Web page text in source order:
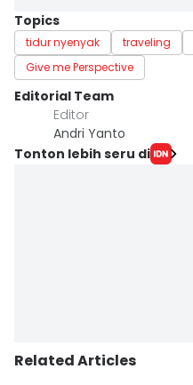
Topics
tidur nyenyak traveling
Give me Perspective
Editorial Team
Editor
Andri Yanto
Tonton lebih seru di
Related Articles